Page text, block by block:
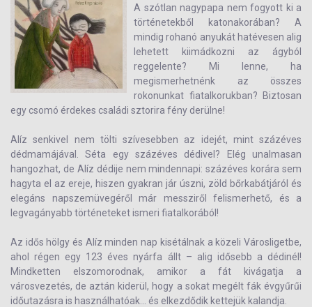
A szótlan nagypapa nem fogyott ki a
történetekből katonakorában? A
mindig rohanó anyukát hatévesen alig
lehetett kiimádkozni az ágyból
reggelente? Mi lenne, ha
megismerhetnénk az összes
rokonunkat fiatalkorukban? Biztosan
egy csomó érdekes családi sztorira fény derülne!
Alíz senkivel nem tölti szívesebben az idejét, mint százéves
dédmamájával. Séta egy százéves dédivel? Elég unalmasan
hangozhat, de Alíz dédije nem mindennapi: százéves korára sem
hagyta el az ereje, hiszen gyakran jár úszni, zöld bőrkabátjáról és
elegáns napszemüvegéről már messziről felismerhető, és a
legvagányabb történeteket ismeri fiatalkorából!
Az idős hölgy és Alíz minden nap kisétálnak a közeli Városligetbe,
ahol régen egy 123 éves nyárfa állt – alig idősebb a dédinél!
Mindketten elszomorodnak, amikor a fát kivágatja a
városvezetés, de aztán kiderül, hogy a sokat megélt fák évgyűrűi
időutazásra is használhatóak... és elkezdődik kettejük kalandja.